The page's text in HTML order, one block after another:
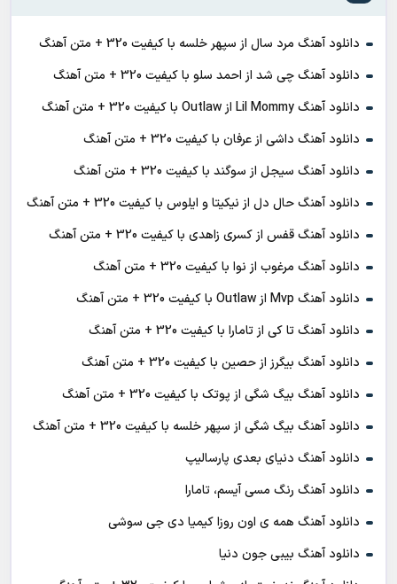
دانلود آهنگ مرد سال از سپهر خلسه با کیفیت 320 + متن آهنگ
دانلود آهنگ چی شد از احمد سلو با کیفیت 320 + متن آهنگ
دانلود آهنگ Lil Mommy از Outlaw با کیفیت 320 + متن آهنگ
دانلود آهنگ داشی از عرفان با کیفیت 320 + متن آهنگ
دانلود آهنگ سیجل از سوگند با کیفیت 320 + متن آهنگ
دانلود آهنگ حال دل از نیکیتا و ایلوس با کیفیت 320 + متن آهنگ
دانلود آهنگ قفس از کسری زاهدی با کیفیت 320 + متن آهنگ
دانلود آهنگ مرغوب از نوا با کیفیت 320 + متن آهنگ
دانلود آهنگ Mvp از Outlaw با کیفیت 320 + متن آهنگ
دانلود آهنگ تا کی از تامارا با کیفیت 320 + متن آهنگ
دانلود آهنگ بیگرز از حصین با کیفیت 320 + متن آهنگ
دانلود آهنگ بیگ شگی از پوتک با کیفیت 320 + متن آهنگ
دانلود آهنگ بیگ شگی از سپهر خلسه با کیفیت 320 + متن آهنگ
دانلود آهنگ دنیای بعدی پارسالیپ
دانلود آهنگ رنگ مسی آیسم، تامارا
دانلود آهنگ همه ی اون روزا کیمیا دی جی سوشی
دانلود آهنگ بیبی جون دنیا